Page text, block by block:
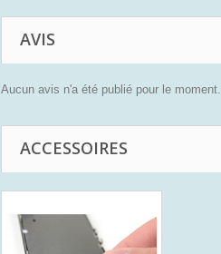
AVIS
Aucun avis n'a été publié pour le moment.
ACCESSOIRES